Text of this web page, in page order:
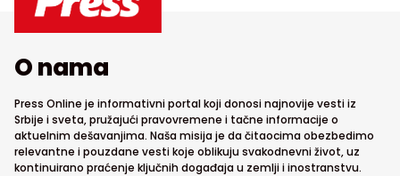
O nama
Press Online je informativni portal koji donosi najnovije vesti iz
Srbije i sveta, pružajući pravovremene i tačne informacije o
aktuelnim dešavanjima. Naša misija je da čitaocima obezbedimo
relevantne i pouzdane vesti koje oblikuju svakodnevni život, uz
kontinuirano praćenje ključnih događaja u zemlji i inostranstvu.